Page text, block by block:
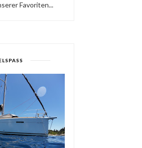
WTFUNK - FUNKY HOUSE
Favoriten...